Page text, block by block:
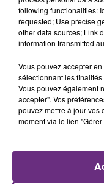
6 mars 2026
VOTRE
MACABRE
following functionalities:
requested; Use precise
other data sources; Link
information transmitted
Vous pouvez accepter
sélectionnant les
Vous pouvez également
accepter". Vos
pouvez mettre à jour vos
moment via le lien